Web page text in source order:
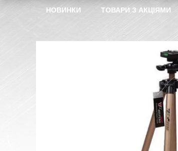
НОВИНКИ ТОВАРИ З АКЦІЯМИ